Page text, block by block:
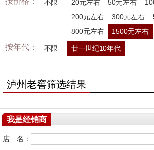
不限 20元左右 50元左右
200元左右
300元左右
800元左右
1500元左右
按年代： 不限 廿一世纪10年代
泸州老窖筛选结果
我是经销商
店 名：